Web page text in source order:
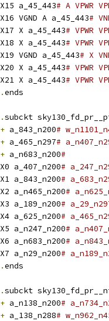
X15 a_45_443# A VPWR
X16 VGND A a_45_443#
X17 X a_45_443# VPWR
X18 X a_45_443# VPWR
X19 VGND a_45_443# X
X20 X a_45_443# VPWR
X21 X a_45_443# VPWR
.ends
.subckt
+ a_843_n200#
+ a_465_n297#
+ a_n683_n200#
X0 a_407_n200#
X1 a_843_n200#
X2 a_n465_n200#
X3 a_189_n200#
X4 a_625_n200#
X5 a_n247_n200#
X6 a_n683_n200#
X7 a_n29_n200#
.ends
.subckt
+ a_n138_n200#
+ a_138_n288#